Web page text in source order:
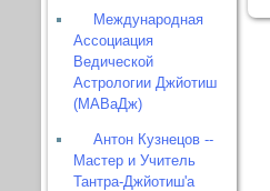
Международная
Ассоциация
Ведической
Астрологии Джйотиш
(МАВаДж)
Антон Кузнецов --
Мастер и Учитель
Тантра-Джйотиш'а